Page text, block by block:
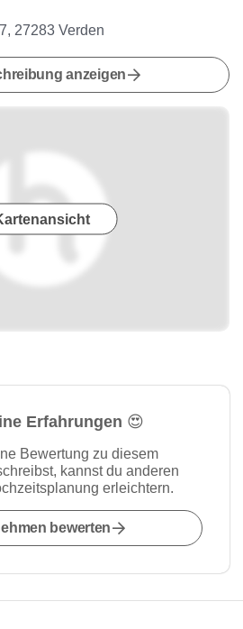
27283 Verden
anzeigen
Erfahrungen 😍
Bewertung zu diesem
kannst du anderen
erleichtern.
bewerten